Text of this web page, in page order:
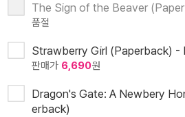
The Sign of the Beaver
품절
Strawberry Girl (Paperback) -
판매가 6,690원
Dragon's Gate: A Newbery
erback)